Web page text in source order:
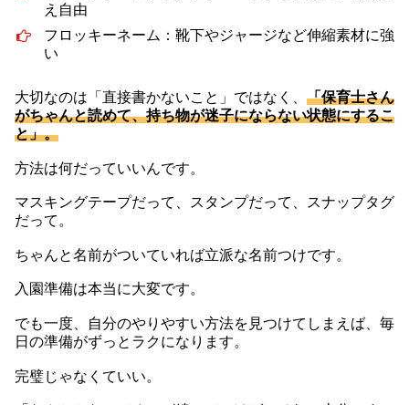
え自由
フロッキーネーム：靴下やジャージなど伸縮素材に強
い
大切なのは「直接書かないこと」ではなく、 「保育士さん
がちゃんと読めて、持ち物が迷子にならない状態にするこ
と」。
方法は何だっていいんです。
マスキングテープだって、スタンプだって、スナップタグ
だって。
ちゃんと名前がついていれば立派な名前つけです。
入園準備は本当に大変です。
でも一度、自分のやりやすい方法を見つけてしまえば、毎
日の準備がずっとラクになります。
完璧じゃなくていい。